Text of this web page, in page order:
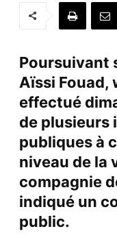
Poursuivant
Aïssi Fouad,
effectué
de plusieurs
publiques à
niveau de la
compagnie
indiqué un
public.